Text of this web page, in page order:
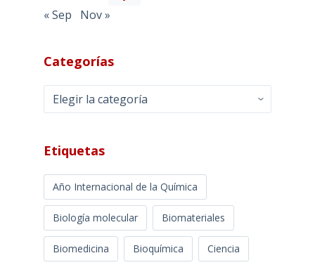
« Sep Nov »
Categorías
Categorías
Etiquetas
Año Internacional de la Química
Biología molecular Biomateriales
Biomedicina Bioquímica Ciencia